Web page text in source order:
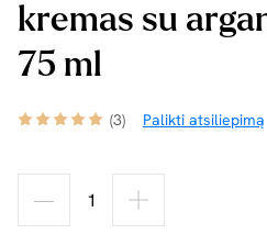
kremas su
75 ml
(3) Palikti atsiliepimą